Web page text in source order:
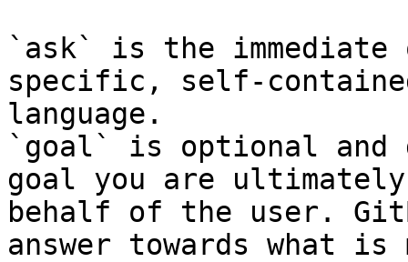
`ask` is the
specific, self-
language.
`goal` is optional and
goal you are
behalf of the user.
answer towards what